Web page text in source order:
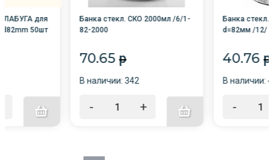
для
d82mm 50шт
Банка стекл. СКО 2000мл /6/1-
82-2000
70.65 p
В наличии: 342
- +
Банка стекл.
d=82мм /12/
40.76 p
В наличии:
-